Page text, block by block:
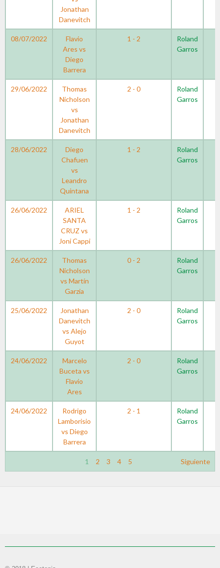
Jonathan
Danevitch
08/07/2022
Flavio
Ares vs
Diego
Barrera
1 - 2
Roland
Garros
29/06/2022
Thomas
Nicholson
vs
Jonathan
Danevitch
2 - 0
Roland
Garros
28/06/2022
Diego
Chafuen
vs
Leandro
Quintana
1 - 2
Roland
Garros
26/06/2022
ARIEL
SANTA
CRUZ vs
Joni Cappi
1 - 2
Roland
Garros
26/06/2022
Thomas
Nicholson
vs Martín
Garzia
0 - 2
Roland
Garros
25/06/2022
Jonathan
Danevitch
vs Alejo
Guyot
2 - 0
Roland
Garros
24/06/2022
Marcelo
Buceta vs
Flavio
Ares
2 - 0
Roland
Garros
24/06/2022
Rodrigo
Lamborisio
vs Diego
Barrera
2 - 1
Roland
Garros
1 2 3 4 5 Siguiente